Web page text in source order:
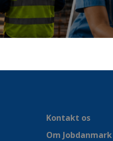
Kontakt os
Om Jobdanmark